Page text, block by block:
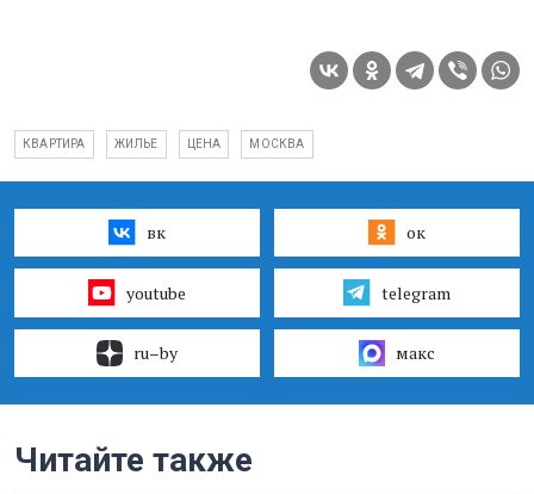
КВАРТИРА ЖИЛЬЕ ЦЕНА МОСКВА
вк ок
youtube telegram
ru–by макс
Читайте также